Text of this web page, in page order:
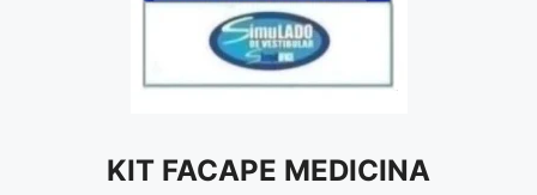
KIT FACAPE MEDICINA